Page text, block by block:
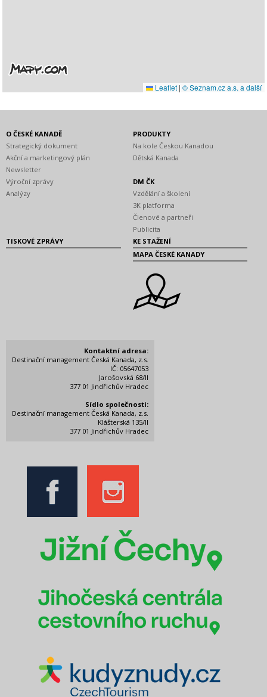
Leaflet | © Seznam.cz a.s. a další
O ČESKÉ KANADĚ
Strategický dokument
Akční a marketingový plán
Newsletter
Výroční zprávy
Analýzy
PRODUKTY
Na kole Českou Kanadou
Dětská Kanada
DM ČK
Vzdělání a školení
3K platforma
Členové a partneři
Publicita
TISKOVÉ ZPRÁVY
KE STAŽENÍ
MAPA ČESKÉ KANADY
Kontaktní adresa:
Destinační management Česká Kanada, z.s.
IČ: 05647053
Jarošovská 68/II
377 01 Jindřichův Hradec
Sídlo společnosti:
Destinační management Česká Kanada, z.s.
Klášterská 135/II
377 01 Jindřichův Hradec